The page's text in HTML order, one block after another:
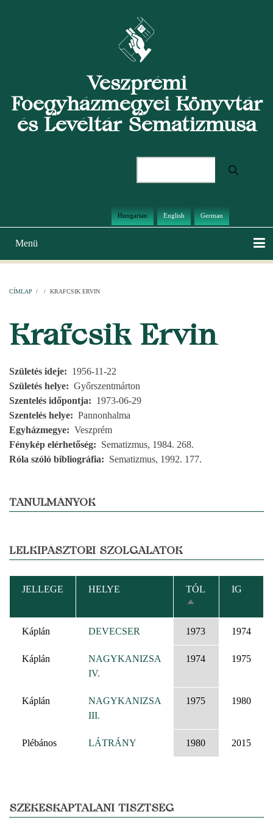
Veszprémi
Főegyházmegyei Könyvtár
és Levéltár Sematizmusa
Hungarian English German
Main
navigation
Menü
CÍMLAP / / KRAFCSIK ERVIN
Krafcsik Ervin
Születés ideje
1956-11-22
Születés helye
Győrszentmárton
Szentelés időpontja
1973-06-29
Szentelés helye
Pannonhalma
Egyházmegye
Veszprém
Fénykép elérhetőség
Sematizmus, 1984. 268.
Róla szóló bibliográfia
Sematizmus, 1992. 177.
TANULMÁNYOK
LELKIPÁSZTORI SZOLGÁLATOK
JELLEGE HELYE
TÓL
CSÖKKENŐ
RENDEZÉS
IG
Káplán DEVECSER 1973 1974
Káplán
NAGYKANIZSA
IV.
1974 1975
Káplán
NAGYKANIZSA
III.
1975 1980
Plébános LÁTRÁNY 1980 2015
SZÉKESKÁPTALANI TISZTSÉG